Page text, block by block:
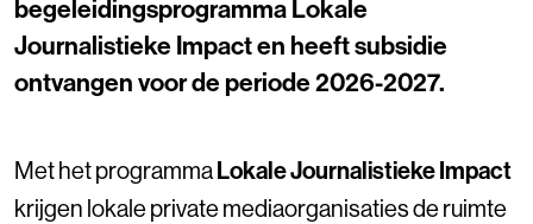
begeleidingsprogramma Lokale
Journalistieke Impact en heeft subsidie
ontvangen voor de periode 2026-2027.
Met het programmaLokale Journalistieke Impact
krijgen lokale private mediaorganisaties de ruimte